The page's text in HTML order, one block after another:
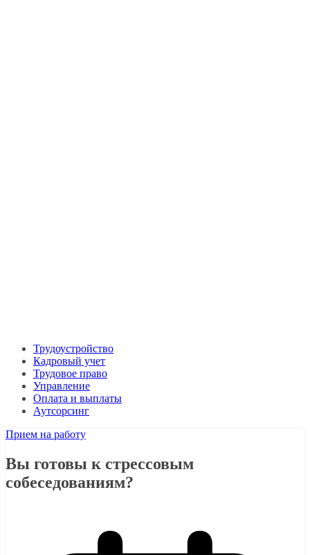
Трудоустройство
Кадровый учет
Трудовое право
Управление
Оплата и выплаты
Аутсорсинг
Прием на работу
Вы готовы к стрессовым
собеседованиям?